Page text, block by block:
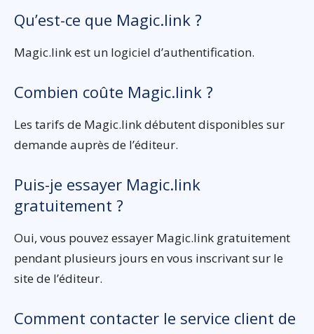
Qu’est-ce que Magic.link ?
Magic.link est un logiciel d’authentification.
Combien coûte Magic.link ?
Les tarifs de Magic.link débutent disponibles sur
demande auprès de l’éditeur.
Puis-je essayer Magic.link
gratuitement ?
Oui, vous pouvez essayer Magic.link gratuitement
pendant plusieurs jours en vous inscrivant sur le
site de l’éditeur.
Comment contacter le service client de